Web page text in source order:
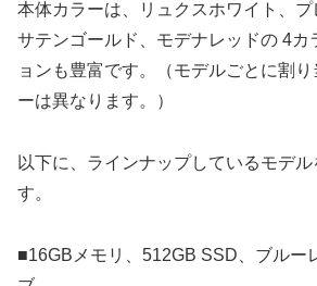
本体カラーは、リュクスホワイト、プ
サテンゴールド、モデナレッドの 4カ
ョンも豊富です。（モデルごとに割
ーは異なります。）
以下に、ラインナップしているモデ
す。
■16GBメモリ、512GB SSD、ブルー